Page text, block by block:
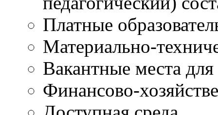
Платные
Материально-
Вакантные места
Финансово-